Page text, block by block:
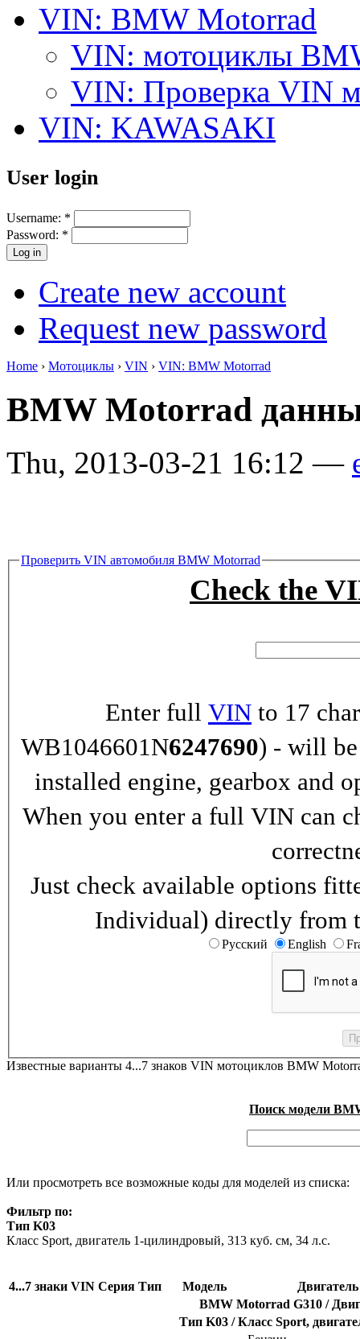
VIN: BMW Motorrad
VIN: мотоциклы
VIN: Проверка VIN
VIN: KAWASAKI
User login
Username: *
Password: *
Create new account
Request new password
Home › Мотоциклы › VIN › VIN: BMW Motorrad
BMW Motorrad
Thu, 2013-03-21 16:12 —
Проверить VIN автомобиля BMW Motorrad
Check the
Enter full VIN to 17
WB1046601N6247690) - will
installed engine, gearbox and
When you enter a full VIN can
Just check available options
Individual) directly from
Русский English
Известные варианты 4...7 знаков VIN мотоциклов BMW
Поиск модели
Или просмотреть все возможные коды для моделей из списка:
Фильтр по:
Тип K03
Класс Sport, двигатель 1-цилиндровый, 313 куб. см, 34 л.с.
4...7 знаки VIN Серия Тип Модель
Двигатель
BMW Motorrad G310 /
Тип K03 / Класс Sport,